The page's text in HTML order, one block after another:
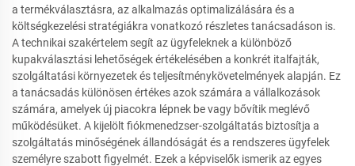
a termékválasztásra, az alkalmazás optimalizálására és a
költségkezelési stratégiákra vonatkozó részletes tanácsadáson is.
A technikai szakértelem segít az ügyfeleknek a különböző
kupakválasztási lehetőségek értékelésében a konkrét italfajták,
szolgáltatási környezetek és teljesítménykövetelmények alapján. Ez
a tanácsadás különösen értékes azok számára a vállalkozások
számára, amelyek új piacokra lépnek be vagy bővítik meglévő
működésüket. A kijelölt fiókmenedzser-szolgáltatás biztosítja a
szolgáltatás minőségének állandóságát és a rendszeres ügyfelek
személyre szabott figyelmét. Ezek a képviselők ismerik az egyes